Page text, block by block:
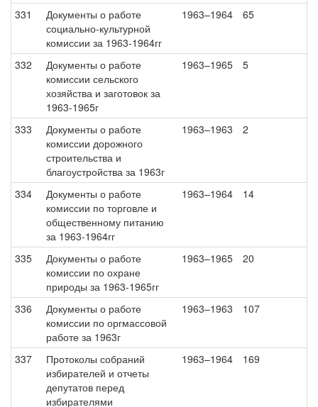
331
Документы о работе
социально-культурной
комиссии за 1963-1964гг
1963–1964 65
332
Документы о работе
комиссии сельского
хозяйства и заготовок за
1963-1965г
1963–1965 5
333
Документы о работе
комиссии дорожного
строительства и
благоустройства за 1963г
1963–1963 2
334
Документы о работе
комиссии по торговле и
общественному питанию
за 1963-1964гг
1963–1964 14
335
Документы о работе
комиссии по охране
природы за 1963-1965гг
1963–1965 20
336
Документы о работе
комиссии по оргмассовой
работе за 1963г
1963–1963 107
337
Протоколы собраний
избирателей и отчеты
депутатов перед
избирателями
1963–1964 169